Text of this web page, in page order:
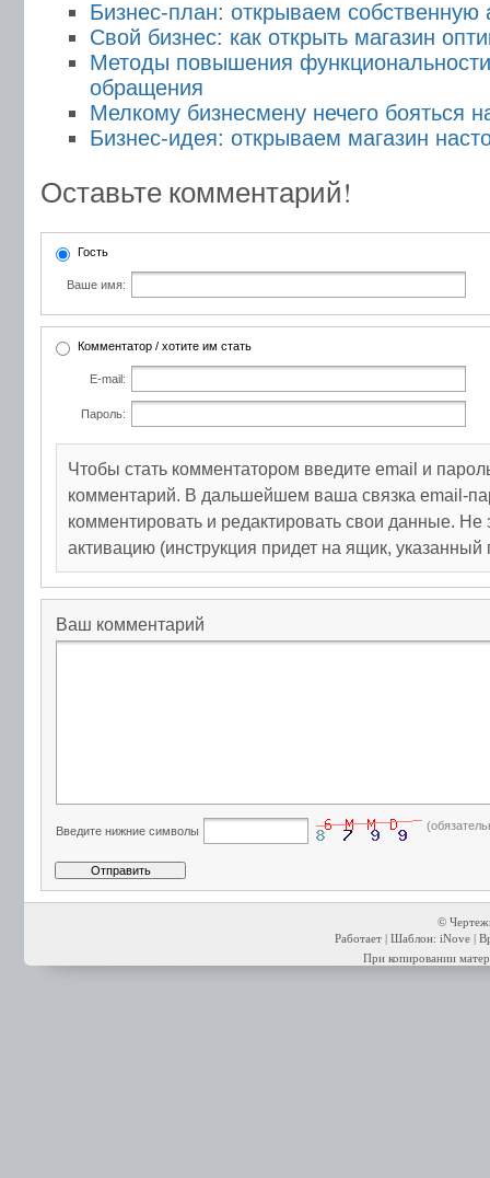
Бизнес-план: открываем собственную
Свой бизнес: как открыть магазин
Методы повышения
обращения
Мелкому бизнесмену нечего бояться
Бизнес-идея: открываем магазин
Оставьте комментарий!
Гость
Ваше имя:
Комментатор / хотите им стать
E-mail:
Пароль:
Чтобы стать комментатором введите email и
комментарий. В дальшейшем ваша связка email-
комментировать и редактировать свои данные. Не
активацию (инструкция придет на ящик, указанный
Ваш комментарий
Введите нижние символы
©
Работает | Шаблон: iNove |
При копировании